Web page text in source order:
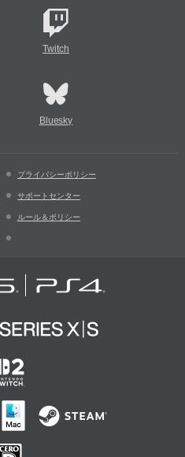
Twitch
Bluesky
プライバシーポリシー
サポートセンター
ルール＆ポリシー